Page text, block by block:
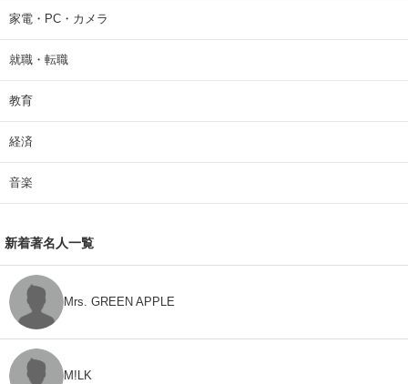
家電・PC・カメラ
就職・転職
教育
経済
音楽
新着著名人一覧
Mrs. GREEN APPLE
M!LK